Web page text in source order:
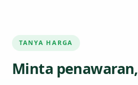
TANYA HARGA
Minta